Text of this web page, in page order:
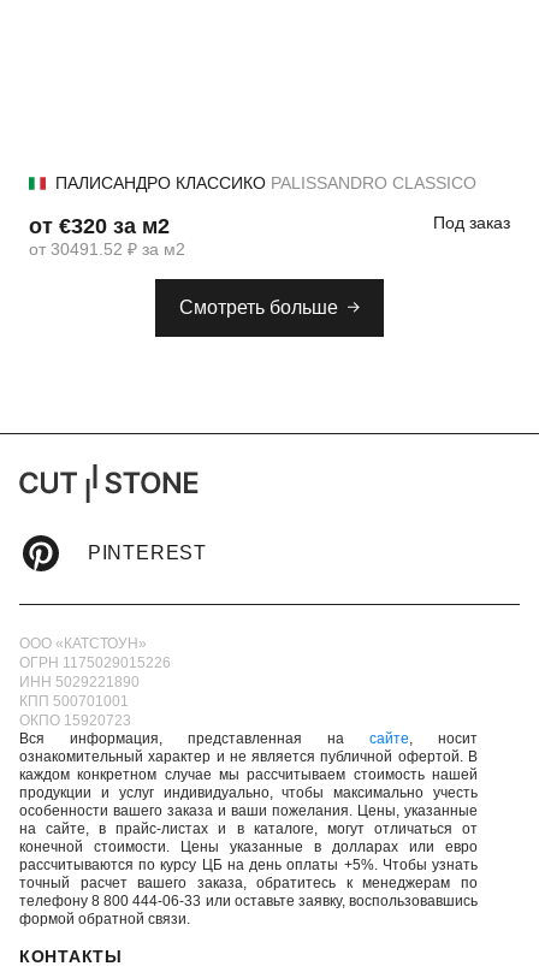
ПАЛИСАНДРО КЛАССИКО PALISSANDRO CLASSICO
от €320 за м2
от 30491.52 ₽ за м2
Под заказ
Смотреть больше
PINTEREST
ООО «КАТСТОУН»
ОГРН 1175029015226
ИНН 5029221890
КПП 500701001
ОКПО 15920723
Вся информация, представленная на сайте, носит
ознакомительный характер и не является публичной офертой. В
каждом конкретном случае мы рассчитываем стоимость нашей
продукции и услуг индивидуально, чтобы максимально учесть
особенности вашего заказа и ваши пожелания. Цены, указанные
на сайте, в прайс-листах и в каталоге, могут отличаться от
конечной стоимости. Цены указанные в долларах или евро
рассчитываются по курсу ЦБ на день оплаты +5%. Чтобы узнать
точный расчет вашего заказа, обратитесь к менеджерам по
телефону 8 800 444-06-33 или оставьте заявку, воспользовавшись
формой обратной связи.
КОНТАКТЫ